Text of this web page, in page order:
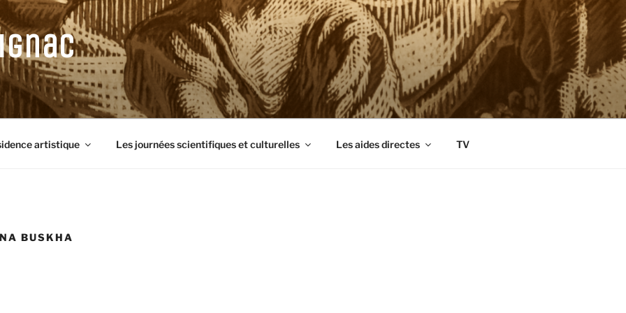
artistique Les journées scientifiques et culturelles Les aides directes TV
BUSKHA